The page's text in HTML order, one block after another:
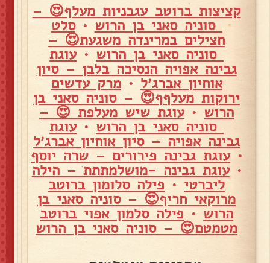
קציצות ברוטב עגבניות מעלף😍 –
סוניה סאני בן הרוש •סלט
חצילים במרינדה משגעת😍 –
סוניה סאני בן הרוש •עוגת
גבינה אפויה הנסיכה בלבן – סיון
אוחיון אברג׳ל •מרק עדשים
ירוקות מעלףף😍 – סוניה סאני בן
הרוש •עוגת שיש מעלפת 😍 –
סוניה סאני בן הרוש •עוגת
גבינה אפויה – סיון אוחיון אברג׳ל
•עוגת גבינה פירורים – שרה יוסף
•עוגת גבינה -מושלמתתת – הילה
ליברטי • פילה סלומון ברוטב
מרוקאי חריף😍 – סוניה סאני בן
הרוש • פילה סלמון אפוי ברוטב
מטמטם😍 – סוניה סאני בן הרוש